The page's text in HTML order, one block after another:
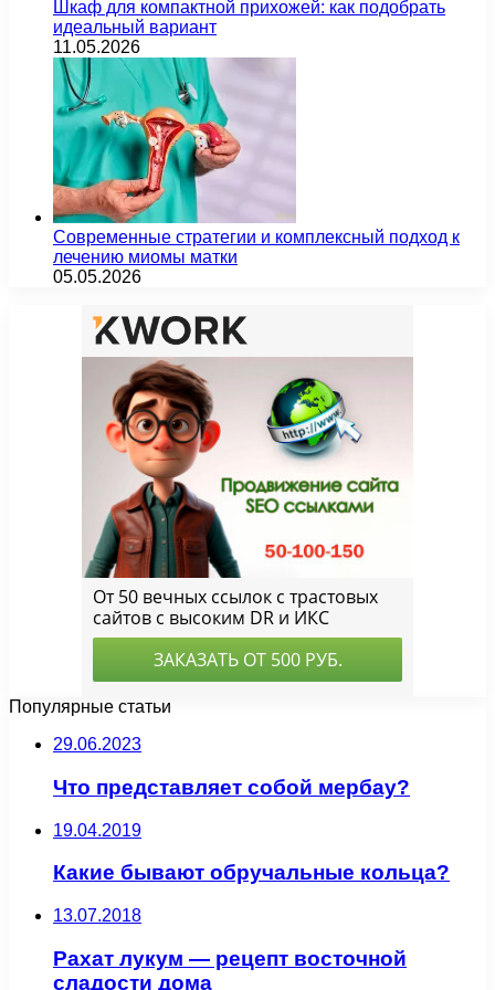
Шкаф для компактной прихожей: как подобрать
идеальный вариант
11.05.2026
Современные стратегии и комплексный подход к
лечению миомы матки
05.05.2026
Популярные статьи
29.06.2023
Что представляет собой мербау?
19.04.2019
Какие бывают обручальные кольца?
13.07.2018
Рахат лукум — рецепт восточной
сладости дома